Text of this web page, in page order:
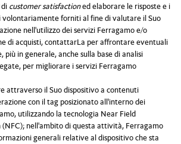
customer satisfactioned elaborare le risposte e i
volontariamente forniti al fine di valutare il Suo
nell'utilizzo dei servizi Ferragamo e/o
di acquisti, contattarLa per affrontare eventuali
più in generale, anche sulla base di analisi
per migliorare i servizi Ferragamo
attraverso il Suo dispositivo a contenuti
con il tag posizionato all'interno dei
utilizzando la tecnologia Near Field
nell'ambito di questa attività, Ferragamo
generali relative al dispositivo che sta